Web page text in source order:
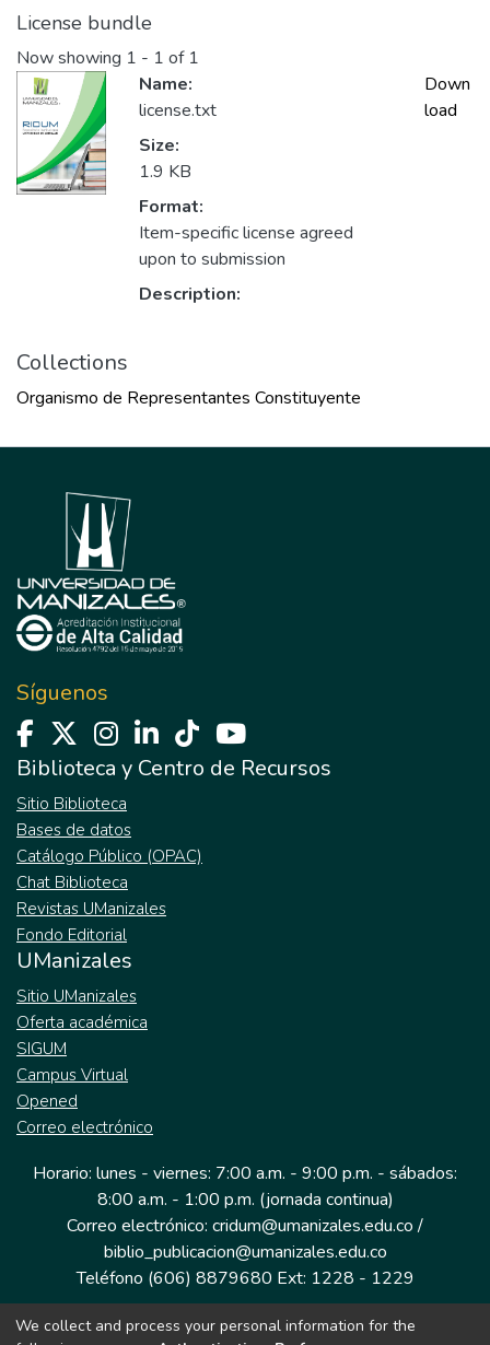
License bundle
Now showing 1 - 1 of 1
Name:
license.txt
Size:
1.9 KB
Format:
Item-specific license agreed
upon to submission
Description:
Down
load
Collections
Organismo de Representantes Constituyente
Síguenos
Biblioteca y Centro de Recursos
Sitio Biblioteca
Bases de datos
Catálogo Público (OPAC)
Chat Biblioteca
Revistas UManizales
Fondo Editorial
UManizales
Sitio UManizales
Oferta académica
SIGUM
Campus Virtual
Opened
Correo electrónico
Horario: lunes - viernes: 7:00 a.m. - 9:00 p.m. - sábados:
8:00 a.m. - 1:00 p.m. (jornada continua)
Correo electrónico: cridum@umanizales.edu.co /
biblio_publicacion@umanizales.edu.co
Teléfono (606) 8879680 Ext: 1228 - 1229
Dirección: Cra 9 a # 19-03 Edificio histórico, piso 1
We collect and process your personal information for the